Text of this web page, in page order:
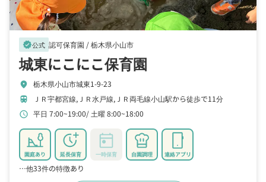
verified公式 認可保育園 /栃木県小山市
城東にこにこ保育園
location_on 栃木県小山市城東1-9-23
train ＪＲ宇都宮線,ＪＲ水戸線,ＪＲ両毛線小山駅から徒歩で11分
schedule 平日 7:00~19:00 土曜 8:00~18:00
園庭あり 延長保育 一時保育 自園調理 連絡アプリ
…他33件の特徴あり